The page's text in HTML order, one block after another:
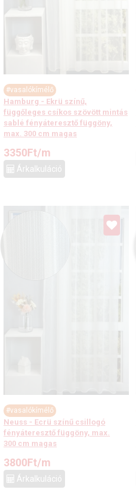
#vasalókímélő
Hamburg - Ekrü színű,
függőleges csíkos szövött mintás
sablé fényáteresztő függöny,
max. 300 cm magas
3350Ft/m
Árkalkuláció
#vasalókímélő
Neuss - Ecrü színű csillogó
fényáteresztő függöny, max.
300 cm magas
3800Ft/m
Árkalkuláció